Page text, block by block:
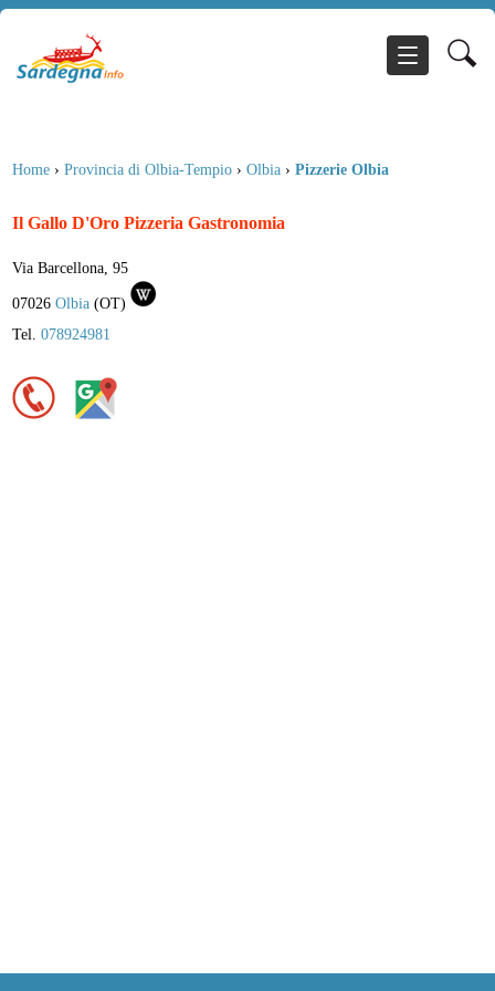
Home › Provincia di Olbia-Tempio › Olbia › Pizzerie Olbia
Il Gallo D'Oro Pizzeria Gastronomia
Via Barcellona, 95
07026 Olbia (OT)
Tel. 078924981